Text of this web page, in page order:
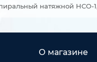
натяжной НСО-
О магазине